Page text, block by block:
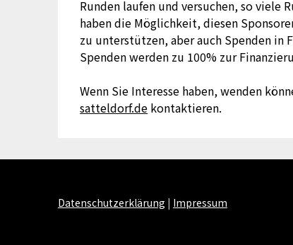
Runden laufen und versuchen, so viele
haben die Möglichkeit, diesen
zu unterstützen, aber auch Spenden in
Spenden werden zu 100% zur
Wenn Sie Interesse haben, wenden
satteldorf.de kontaktieren.
Datenschutzerklärung | Impressum